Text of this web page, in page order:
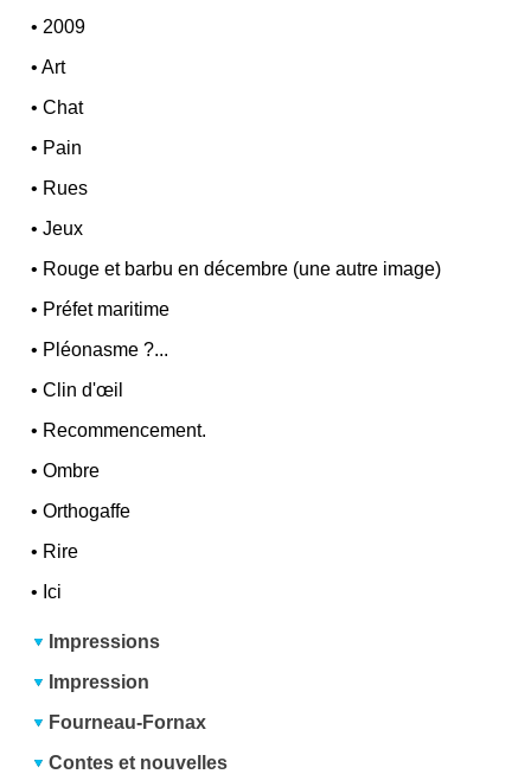
• 2009
•Art
•Chat
• Pain
• Rues
•Jeux
• Rouge et barbu en décembre (une autre image)
• Préfet maritime
• Pléonasme ?...
•Clin d'œil
• Recommencement.
•Ombre
•Orthogaffe
• Rire
• Ici
Impressions
Impression
Fourneau-Fornax
Contes et nouvelles